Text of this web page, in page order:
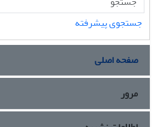
جستجوی پیشرفته
صفحه اصلی
مرور